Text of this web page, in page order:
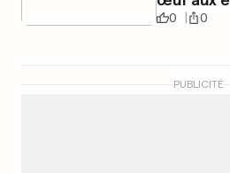
0 0
PUBLICITÉ